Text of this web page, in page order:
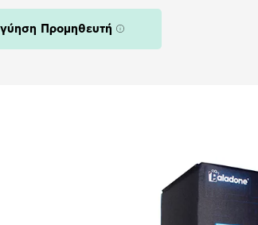
Προμηθευτή Πληροφορίες